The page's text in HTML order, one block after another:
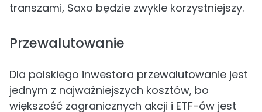
transzami, Saxo będzie zwykle korzystniejszy.
Przewalutowanie
Dla polskiego inwestora przewalutowanie jest
jednym z najważniejszych kosztów, bo
większość zagranicznych akcji i ETF-ów jest